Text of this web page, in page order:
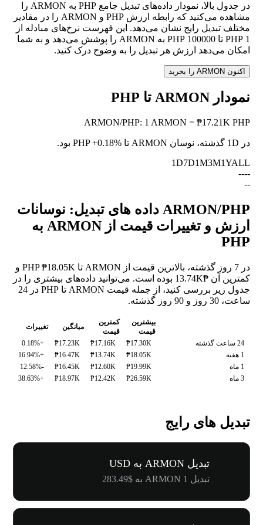
در جدول بالا، نمودار داده‌های تبدیل جامع PHP به ARMON را
مشاهده می‌کنید که رابطه ارزش PHP و ARMON را در مقادیر
مختلف تبدیل رایج نشان می‌دهد. این فهرست نرخ‌های مبادله از
1 PHP تا 100000 PHP به ARMON را پوشش می‌دهد و به شما
امکان می‌دهد ارزش هر تبدیل را به وضوح درک کنید.
اکنون ARMON را بخرید
نمودار ARMON تا PHP
ARMON/PHP: 1 ARMON = ₱17.21K PHP
در 1D گذشته، نوسان ARMON تا PHP +0.18%
بود.
1D7D1M3M1YALL
--
--
--
ARMON/PHP داده های تبدیل: نوسانات
ارزش و تغییرات قیمت از ARMON به
PHP
در 7 روز گذشته، بالاترین قیمت از ARMON تا PHP ₱18.05K و
کمترین آن ₱13.74K بوده است. می‌توانید داده‌های بیشتری را در
جدول زیر بررسی کنید، از جمله قیمت ARMON تا PHP در 24
ساعت، 30 روز و 90 روز گذشته.
بیشترین
قیمت
کمترین
قیمت
میانگین
تغییرات
24 ساعت گذشته
₱17.30K
₱17.16K
₱17.23K
+0.18%
1 هفته
₱18.05K
₱13.74K
₱16.47K
+16.94%
1 ماه
₱19.99K
₱12.60K
₱16.45K
-12.58%
3 ماه
₱26.59K
₱12.42K
₱18.97K
+38.63%
تبدیل های رایج
تبدیل ARMON به USD
تبدیل 1 ARMON به $283.49